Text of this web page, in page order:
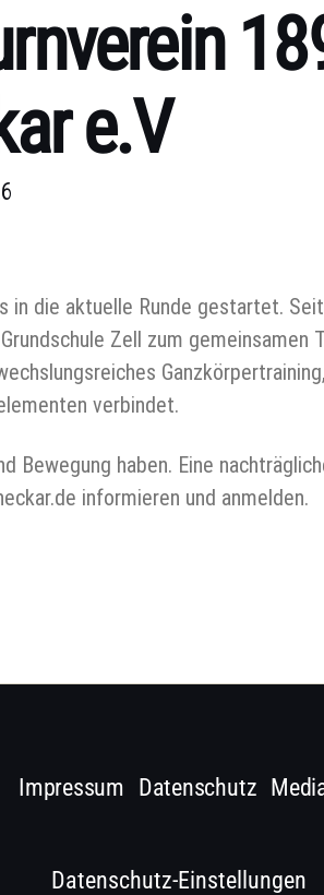
e.V
in die aktuelle Runde gestartet.
Zell zum gemeinsamen
verbindet.
Bewegung haben. Eine
informieren und anmelden.
Impressum Datenschutz
Datenschutz-Einstellungen